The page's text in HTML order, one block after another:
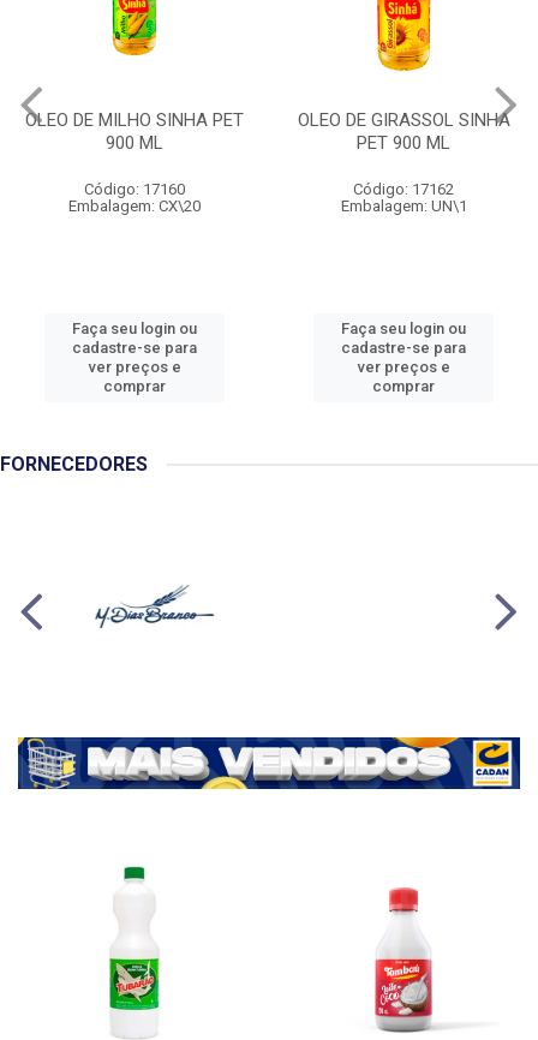
OLEO DE MILHO SINHA PET
900 ML
Código: 17160
Embalagem: CX\20
Faça seu login ou
cadastre-se para
ver preços e
comprar
OLEO DE GIRASSOL SINHA
PET 900 ML
Código: 17162
Embalagem: UN\1
Faça seu login ou
cadastre-se para
ver preços e
comprar
FORNECEDORES